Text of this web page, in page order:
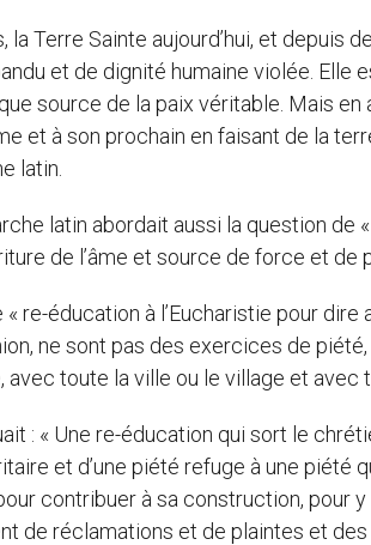
la Terre Sainte aujourd’hui, et depuis
et de dignité humaine violée. Elle
source de la paix véritable. Mais
et à son prochain en faisant de la
latin.
latin abordait aussi la question de
de l’âme et source de force et
« re-éducation à l’Eucharistie pour
ne sont pas des exercices de
avec toute la ville ou le village et avec
: « Une re-éducation qui sort le
et d’une piété refuge à une piété
contribuer à sa construction, pour
de réclamations et de plaintes et